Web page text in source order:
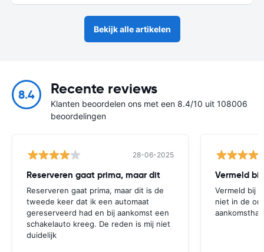
Bekijk alle artikelen
8.4 Recente reviews
Klanten beoordelen ons met een 8.4/10 uit 108006
beoordelingen
28-06-2025
Reserveren gaat prima, maar dit
Reserveren gaat prima, maar dit is de
tweede keer dat ik een automaat
gereserveerd had en bij aankomst een
schakelauto kreeg. De reden is mij niet
duidelijk
Vermeld
Vermeld bij
niet in de
aankomsthal